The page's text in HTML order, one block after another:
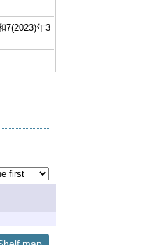
7(2023)年3